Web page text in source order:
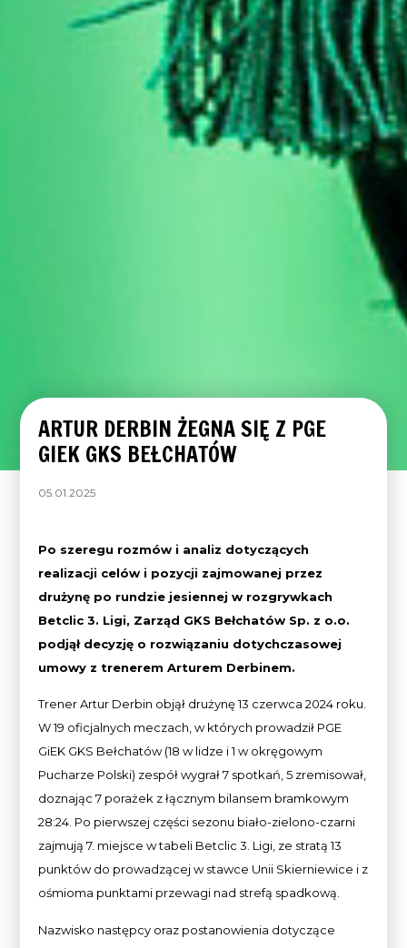
ARTUR DERBIN ŻEGNA SIĘ Z PGE
GIEK GKS BEŁCHATÓW
05.01.2025
Po szeregu rozmów i analiz dotyczących
realizacji celów i pozycji zajmowanej przez
drużynę po rundzie jesiennej w rozgrywkach
Betclic 3. Ligi, Zarząd GKS Bełchatów Sp. z o.o.
podjął decyzję o rozwiązaniu dotychczasowej
umowy z trenerem Arturem Derbinem.
Trener Artur Derbin objął drużynę 13 czerwca 2024 roku.
W 19 oficjalnych meczach, w których prowadził PGE
GiEK GKS Bełchatów (18 w lidze i 1 w okręgowym
Pucharze Polski) zespół wygrał 7 spotkań, 5 zremisował,
doznając 7 porażek z łącznym bilansem bramkowym
28:24. Po pierwszej części sezonu biało-zielono-czarni
zajmują 7. miejsce w tabeli Betclic 3. Ligi, ze stratą 13
punktów do prowadzącej w stawce Unii Skierniewice i z
ośmioma punktami przewagi nad strefą spadkową.
Nazwisko następcy oraz postanowienia dotyczące